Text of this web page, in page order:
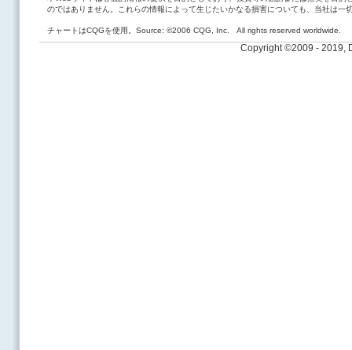
のではありません。これらの情報によって生じたいかなる損害についても、当社は一
チャートはCQGを使用。Source: ©2006 CQG, Inc. All rights reserved worldwide.
Copyright ©2009 - 2019,